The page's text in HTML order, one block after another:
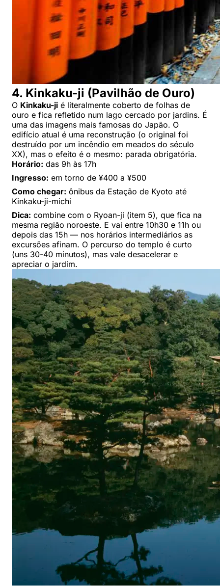
4. Kinkaku-ji (Pavilhão de Ouro)
O Kinkaku-ji é literalmente coberto de folhas de
ouro e fica refletido num lago cercado por jardins. É
uma das imagens mais famosas do Japão. O
edifício atual é uma reconstrução (o original foi
destruído por um incêndio em meados do século
XX), mas o efeito é o mesmo: parada obrigatória.
Horário: das 9h às 17h
Ingresso: em torno de ¥400 a ¥500
Como chegar: ônibus da Estação de Kyoto até
Kinkaku-ji-michi
Dica: combine com o Ryoan-ji (item 5), que fica na
mesma região noroeste. E vai entre 10h30 e 11h ou
depois das 15h — nos horários intermediários as
excursões afinam. O percurso do templo é curto
(uns 30-40 minutos), mas vale desacelerar e
apreciar o jardim.